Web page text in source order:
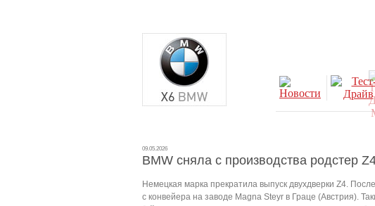
09.05.2026
BMW сняла с производства родстер
Немецкая марка прекратила выпуск двухдверки Z4.
с конвейера на заводе Magna Steyr в Граце (Австрия).